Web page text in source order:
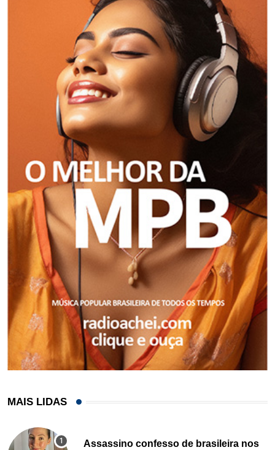
MAIS LIDAS
Assassino confesso de brasileira nos